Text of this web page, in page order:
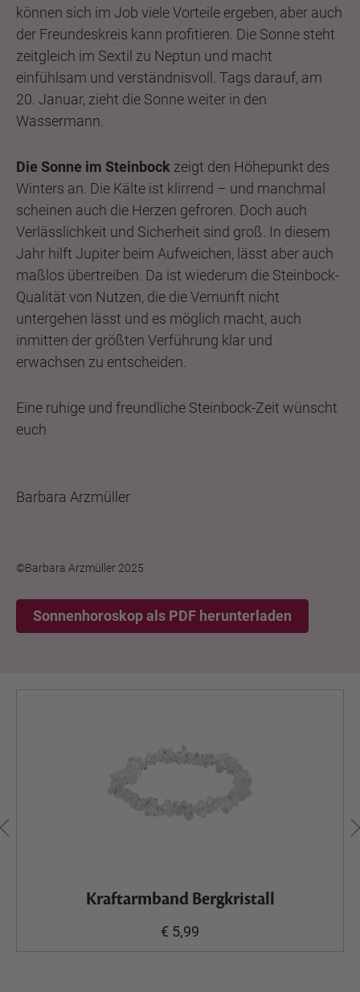
können sich im Job viele Vorteile ergeben, aber auch
der Freundeskreis kann profitieren. Die Sonne steht
zeitgleich im Sextil zu Neptun und macht
einfühlsam und verständnisvoll. Tags darauf, am
20. Januar, zieht die Sonne weiter in den
Wassermann.
Die Sonne im Steinbock zeigt den Höhepunkt des
Winters an. Die Kälte ist klirrend – und manchmal
scheinen auch die Herzen gefroren. Doch auch
Verlässlichkeit und Sicherheit sind groß. In diesem
Jahr hilft Jupiter beim Aufweichen, lässt aber auch
maßlos übertreiben. Da ist wiederum die Steinbock-
Qualität von Nutzen, die die Vernunft nicht
untergehen lässt und es möglich macht, auch
inmitten der größten Verführung klar und
erwachsen zu entscheiden.
Eine ruhige und freundliche Steinbock-Zeit wünscht
euch
Barbara Arzmüller
©Barbara Arzmüller 2025
Sonnenhoroskop als PDF herunterladen
Kraftarmband Bergkristall
€ 5,99